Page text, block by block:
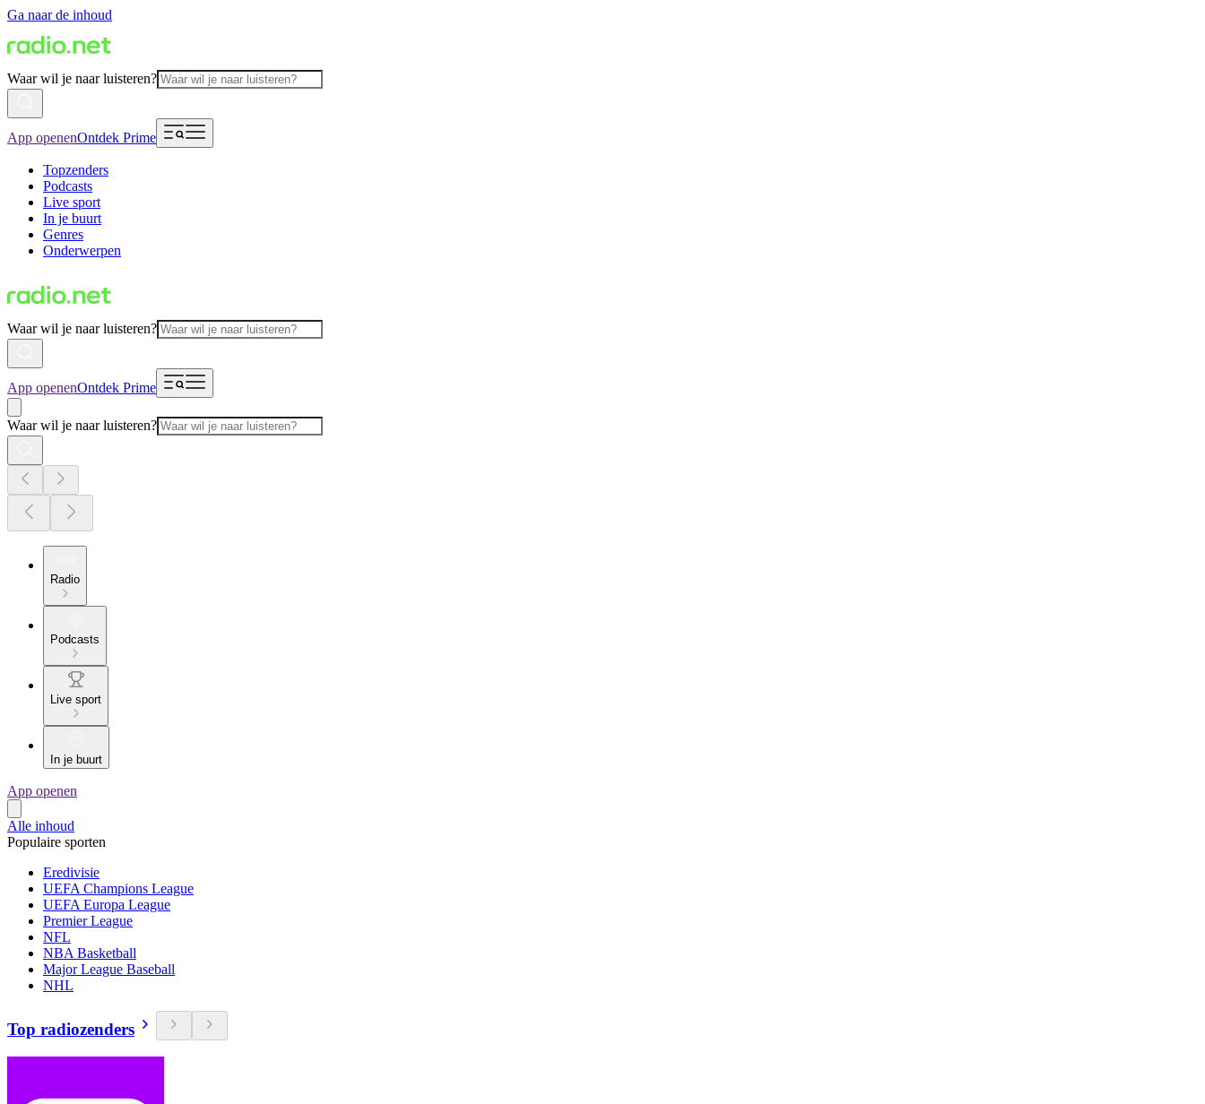
Ga naar de inhoud
Waar wil je naar luisteren?
App openenOntdek Prime
Topzenders
Podcasts
Live sport
In je buurt
Genres
Onderwerpen
Waar wil je naar luisteren?
App openenOntdek Prime
Waar wil je naar luisteren?
Radio
Podcasts
Live sport
In je buurt
App openen
Alle inhoud
Populaire sporten
Eredivisie
UEFA Champions League
UEFA Europa League
Premier League
NFL
NBA Basketball
Major League Baseball
NHL
Top radiozenders